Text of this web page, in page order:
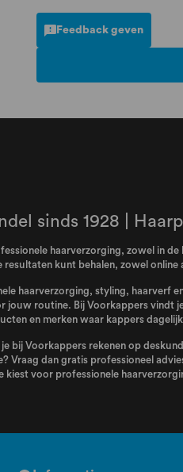
Feedback geven
sinds 1928 |
haarverzorging, zowel in
kunt behalen, zowel online
haarverzorging, styling, haarverf
jouw routine. Bij Voorkappers vindt
en merken waar kappers
bij Voorkappers rekenen op
Vraag dan gratis professioneel
voor professionele